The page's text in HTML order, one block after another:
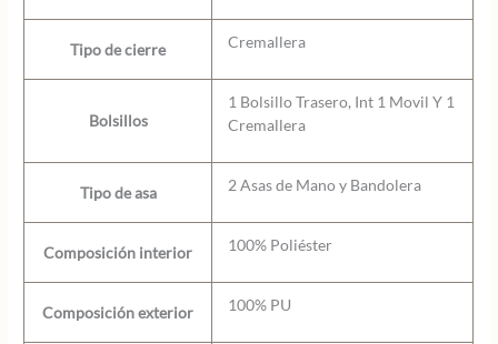
Tipo de cierre Cremallera
Bolsillos
1 Bolsillo Trasero, Int 1 Movil Y 1
Cremallera
Tipo de asa 2 Asas de Mano y Bandolera
Composición interior 100% Poliéster
Composición exterior 100% PU